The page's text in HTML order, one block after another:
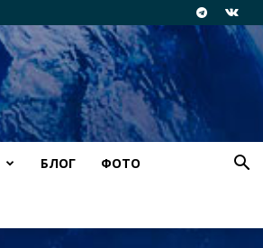
БЛОГ ФОТО